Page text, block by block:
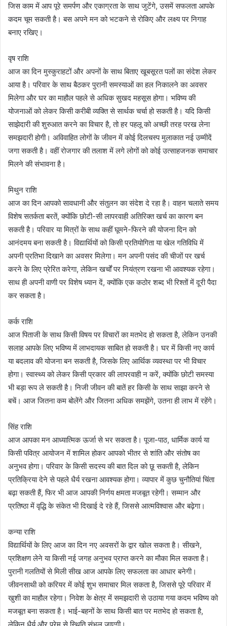
जिस काम में आप पूरे समर्पण और एकाग्रता के साथ जुटेंगे, उसमें सफलता आपके
कदम चूम सकती है। बस अपने मन को भटकने से रोकिए और लक्ष्य पर निगाह
बनाए रखिए।
वृष राशि
आज का दिन मुस्कुराहटों और अपनों के साथ बिताए खूबसूरत पलों का संदेश लेकर
आया है। परिवार के साथ बैठकर पुरानी समस्याओं का हल निकालने का अवसर
मिलेगा और घर का माहौल पहले से अधिक सुखद महसूस होगा। भविष्य की
योजनाओं को लेकर किसी करीबी व्यक्ति से सार्थक चर्चा हो सकती है। यदि किसी
साझेदारी की शुरुआत करने का विचार है, तो हर पहलू को अच्छी तरह परख लेना
समझदारी होगी। अविवाहित लोगों के जीवन में कोई दिलचस्प मुलाकात नई उम्मीदें
जगा सकती है। वहीं रोजगार की तलाश में लगे लोगों को कोई उत्साहजनक समाचार
मिलने की संभावना है।
मिथुन राशि
आज का दिन आपको सावधानी और संतुलन का संदेश दे रहा है। वाहन चलाते समय
विशेष सतर्कता बरतें, क्योंकि छोटी-सी लापरवाही अतिरिक्त खर्च का कारण बन
सकती है। परिवार या मित्रों के साथ कहीं घूमने-फिरने की योजना दिन को
आनंदमय बना सकती है। विद्यार्थियों को किसी प्रतियोगिता या खेल गतिविधि में
अपनी प्रतिभा दिखाने का अवसर मिलेगा। मन अपनी पसंद की चीजों पर खर्च
करने के लिए प्रेरित करेगा, लेकिन खर्चों पर नियंत्रण रखना भी आवश्यक रहेगा।
साथ ही अपनी वाणी पर विशेष ध्यान दें, क्योंकि एक कठोर शब्द भी रिश्तों में दूरी पैदा
कर सकता है।
कर्क राशि
आज पिताजी के साथ किसी विषय पर विचारों का मतभेद हो सकता है, लेकिन उनकी
सलाह आपके लिए भविष्य में लाभदायक साबित हो सकती है। घर में किसी नए कार्य
या बदलाव की योजना बन सकती है, जिसके लिए आर्थिक व्यवस्था पर भी विचार
होगा। स्वास्थ्य को लेकर किसी प्रकार की लापरवाही न करें, क्योंकि छोटी समस्या
भी बड़ा रूप ले सकती है। निजी जीवन की बातें हर किसी के साथ साझा करने से
बचें। आज जितना कम बोलेंगे और जितना अधिक समझेंगे, उतना ही लाभ में रहेंगे।
सिंह राशि
आज आपका मन आध्यात्मिक ऊर्जा से भर सकता है। पूजा-पाठ, धार्मिक कार्य या
किसी पवित्र आयोजन में शामिल होकर आपको भीतर से शांति और संतोष का
अनुभव होगा। परिवार के किसी सदस्य की बात दिल को छू सकती है, लेकिन
प्रतिक्रिया देने से पहले धैर्य रखना आवश्यक होगा। व्यापार में कुछ चुनौतियां चिंता
बढ़ा सकती हैं, फिर भी आज आपकी निर्णय क्षमता मजबूत रहेगी। सम्मान और
प्रतिष्ठा में वृद्धि के संकेत भी दिखाई दे रहे हैं, जिससे आत्मविश्वास और बढ़ेगा।
कन्या राशि
विद्यार्थियों के लिए आज का दिन नए अवसरों के द्वार खोल सकता है। सीखने,
प्रशिक्षण लेने या किसी नई जगह अनुभव प्राप्त करने का मौका मिल सकता है।
पुरानी गलतियों से मिली सीख आज आपके लिए सफलता का आधार बनेगी।
जीवनसाथी को करियर में कोई शुभ समाचार मिल सकता है, जिससे पूरे परिवार में
खुशी का माहौल रहेगा। निवेश के क्षेत्र में समझदारी से उठाया गया कदम भविष्य को
मजबूत बना सकता है। भाई-बहनों के साथ किसी बात पर मतभेद हो सकता है,
लेकिन धैर्य और प्रेम से स्थिति संभल जाएगी।